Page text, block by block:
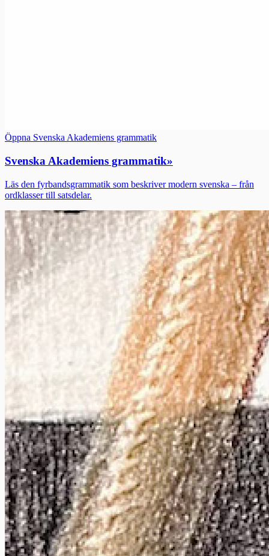
Öppna Svenska Akademiens grammatik
Svenska Akademiens grammatik»
Läs den fyrbandsgrammatik som beskriver modern svenska – från
ordklasser till satsdelar.